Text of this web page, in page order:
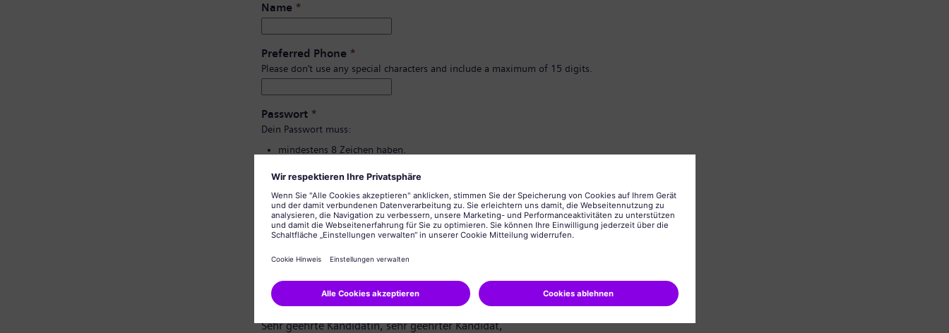
Name *
Preferred Phone *
Please don’t use any special characters and include a maximum of 15 digits.
Passwort *
Dein Passwort muss:
mindestens 8 Zeichen haben.
keine allgemein üblichen Wörter enthalten.
Bestätigung des Passworts*
Datenschutzerklärung
Sehr geehrte Kandidatin, sehr geehrter Kandidat,